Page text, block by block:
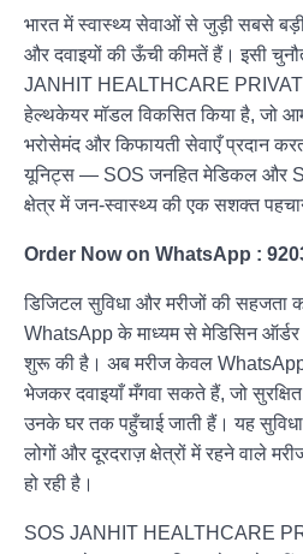
भारत में स्वास्थ्य सेवाओं से जुड़ी सबसे
और दवाइयों की ऊँची कीमतें हैं। इसी
JANHIT HEALTHCARE
हेल्थकेयर मॉडल विकसित किया है, जो आम
भरोसेमंद और किफायती सेवाएँ प्रदान
यूनिट्स — SOS जनहित मेडिकल और
क्षेत्र में जन-स्वास्थ्य की एक सशक्त
Order Now on WhatsApp :
डिजिटल सुविधा और मरीजों की सहजता
WhatsApp के माध्यम से मेडिसिन ऑर्डर
शुरू की है। अब मरीज केवल WhatsApp
भेजकर दवाइयाँ मँगवा सकते हैं, जो
उनके घर तक पहुँचाई जाती हैं। यह
लोगों और दूरदराज़ क्षेत्रों में रहने वाले
हो रही है।
SOS JANHIT HEALTHCARE